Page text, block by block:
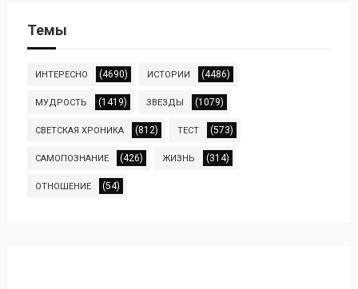
Темы
ИНТЕРЕСНО (4690) ИСТОРИИ (4486)
МУДРОСТЬ (1419) ЗВЕЗДЫ (1079)
СВЕТСКАЯ ХРОНИКА (812) ТЕСТ (573)
САМОПОЗНАНИЕ (426) ЖИЗНЬ (314)
ОТНОШЕНИЕ (54)